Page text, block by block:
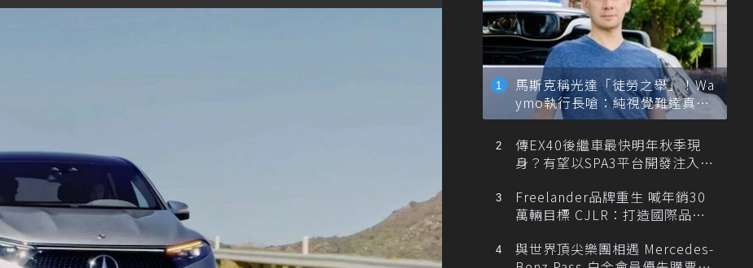
馬斯克稱光達「徒勞之舉」！Wa
ymo執行長嗆：純視覺難達真正
自動駕駛
傳EX40後繼車最快明年秋季現
身？有望以SPA3平台開發注入80
Freelander品牌重生 喊年銷30
萬輛目標 CJLR：打造國際品牌
與世界頂尖樂團相遇 Mercedes-